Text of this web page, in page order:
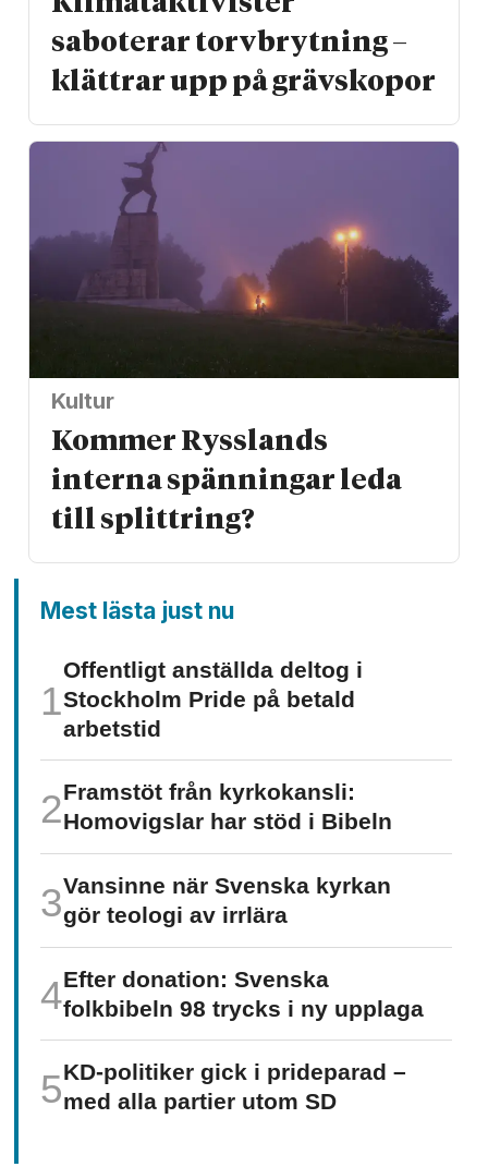
saboterar torv­brytning –
klättrar upp på gräv­skopor
Kultur
Kommer Rysslands
interna spänningar leda
till splittring?
Mest lästa just nu
Offentligt anställda deltog i
Stockholm Pride på betald
arbetstid
Framstöt från kyrkokansli:
Homo­vigslar har stöd i Bibeln
Vansinne när Svenska kyrkan
gör teologi av irrlära
Efter donation: Svenska
folkbibeln 98 trycks i ny upplaga
KD-politiker gick i prideparad –
med alla partier utom SD